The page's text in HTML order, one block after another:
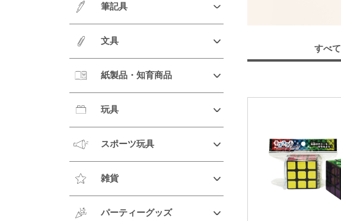
筆記具
文具
紙製品・知育商品
玩具
スポーツ玩具
雑貨
パーティーグッズ
すべて